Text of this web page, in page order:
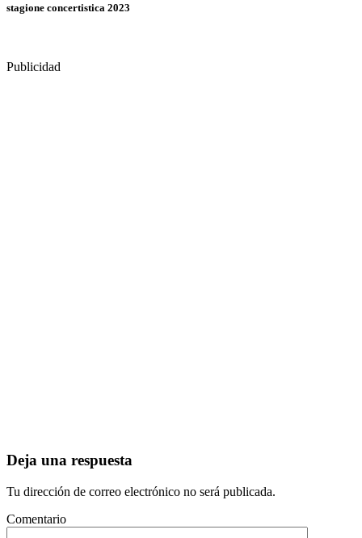
stagione concertistica 2023
Publicidad
Deja una respuesta
Tu dirección de correo electrónico no será publicada.
Comentario